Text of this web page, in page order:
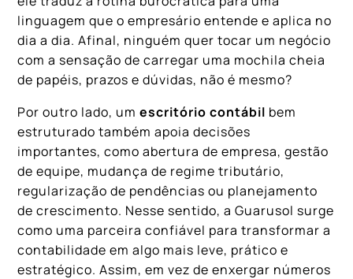
linguagem que o empresário entende e aplica no
dia a dia. Afinal, ninguém quer tocar um negócio
com a sensação de carregar uma mochila cheia
de papéis, prazos e dúvidas, não é mesmo?
Por outro lado, umescritório contábil bem
estruturado também apoia decisões
importantes, como abertura de empresa, gestão
de equipe, mudança de regime tributário,
regularização de pendências ou planejamento
de crescimento. Nesse sentido, a Guarusol surge
como uma parceira confiável para transformar a
contabilidade em algo mais leve, prático e
estratégico. Assim, em vez de enxergar números